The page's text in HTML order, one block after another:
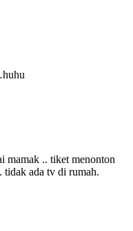
mamak .. tiket menonton
tidak ada tv di rumah.